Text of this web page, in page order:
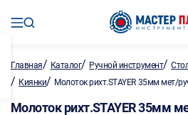
Главная/ Каталог/ Ручной инструмент/
/ Киянки/ Молоток рихт.STAYER 35мм мет/
Молоток рихт.STAYER 35мм